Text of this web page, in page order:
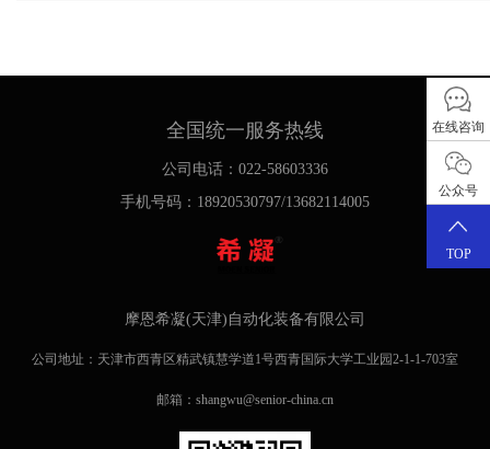
全国统一服务热线
公司电话：022-58603336
手机号码：18920530797/13682114005
摩恩希凝(天津)自动化装备有限公司
公司地址：天津市西青区精武镇慧学道1号西青国际大学工业园2-1-1-703室
邮箱：shangwu@senior-china.cn
在线咨询
公众号
TOP